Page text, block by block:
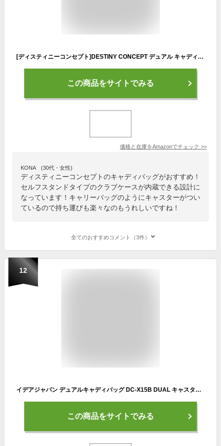
[ディスティニーコンセプト]DESTINY CONCEPT デュアル キャディバッグ DC-X15B DUAL CASTER セルフスタンドクラブケース 内蔵 キャスター付き (HLF-BLACK)
この商品をサイトでみる
価格と在庫をAmazonでチェック >>
KONA (30代・女性)
ディスティニーコンセプトのキャディバッグがおすすめ！
セルフスタンドタイプのクラブケースが内蔵できる設計に
なっています！キャリーバッグのようにキャスターがつい
ているので持ち運びも楽々なのもうれしいですね！
全てのおすすめコメント（3件）
12
イデアジャパン デュアルキャディバッグ DC-X15B DUAL キャスター付 10型 スタンドクラブケース内蔵型キャディバッグ
この商品をサイトでみる